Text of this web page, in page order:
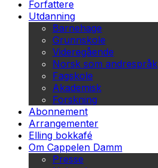
Forfattere
Utdanning
Barnehage
Grunnskole
Videregående
Norsk som andrespråk
Fagskole
Akademisk
Forskning
Abonnement
Arrangementer
Elling bokkafé
Om Cappelen Damm
Presse